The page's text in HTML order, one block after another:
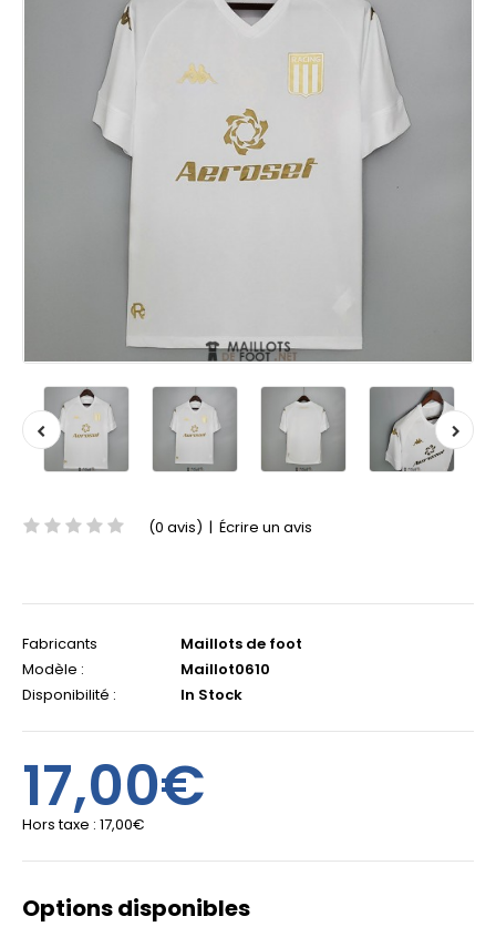
(0 avis) | Écrire un avis
Fabricants
Maillots de foot
Modèle :
Maillot0610
Disponibilité :
In Stock
17,00€
Hors taxe : 17,00€
Options disponibles